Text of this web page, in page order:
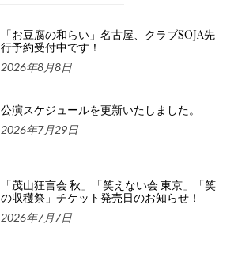
「お豆腐の和らい」名古屋、クラブSOJA先
行予約受付中です！
2026年8月8日
公演スケジュールを更新いたしました。
2026年7月29日
「茂山狂言会 秋」「笑えない会 東京」「笑
の収穫祭」チケット発売日のお知らせ！
2026年7月7日